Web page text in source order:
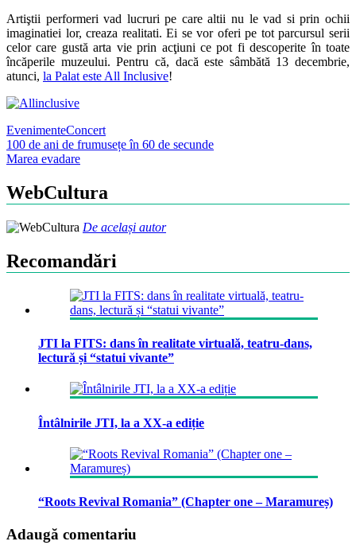
Artiştii performeri vad lucruri pe care altii nu le vad si prin ochii
imaginatiei lor, creaza realitati. Ei se vor oferi pe tot parcursul serii
celor care gustă arta vie prin acţiuni ce pot fi descoperite în toate
încăperile muzeului. Pentru că, dacă este sâmbătă 13 decembrie,
atunci, la Palat este All Inclusive!
EvenimenteConcert
Post
navigation
100 de ani de frumusețe în 60 de secunde
Marea evadare
WebCultura
De același autor
Recomandări
JTI la FITS: dans în realitate virtuală, teatru-dans,
lectură și “statui vivante”
Întâlnirile JTI, la a XX-a ediție
“Roots Revival Romania” (Chapter one – Maramureș)
Adaugă comentariu